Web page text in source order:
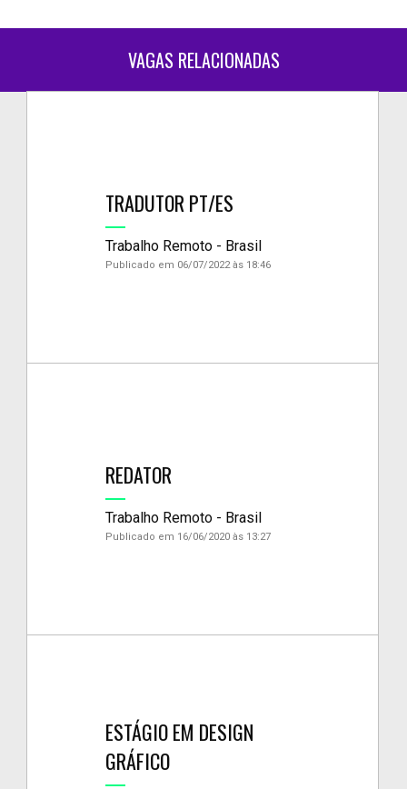
VAGAS RELACIONADAS
TRADUTOR PT/ES
Trabalho Remoto - Brasil
Publicado em 06/07/2022 às 18:46
REDATOR
Trabalho Remoto - Brasil
Publicado em 16/06/2020 às 13:27
ESTÁGIO EM DESIGN
GRÁFICO